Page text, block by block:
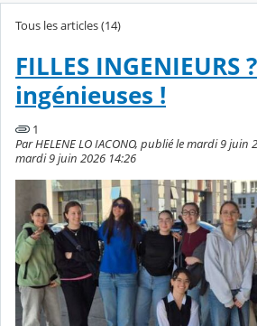
Tous les articles (14)
FILLES INGENIEURS
ingénieuses !
1
Par HELENE LO IACONO, publié le mardi 9 juin
mardi 9 juin 2026 14:26